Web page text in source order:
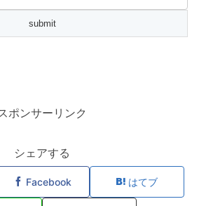
ポンサーリンク
シェアする
Facebook はてブ